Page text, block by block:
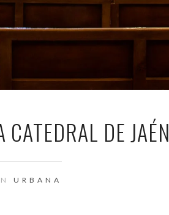
CATEDRAL DE JAÉN
URBANA